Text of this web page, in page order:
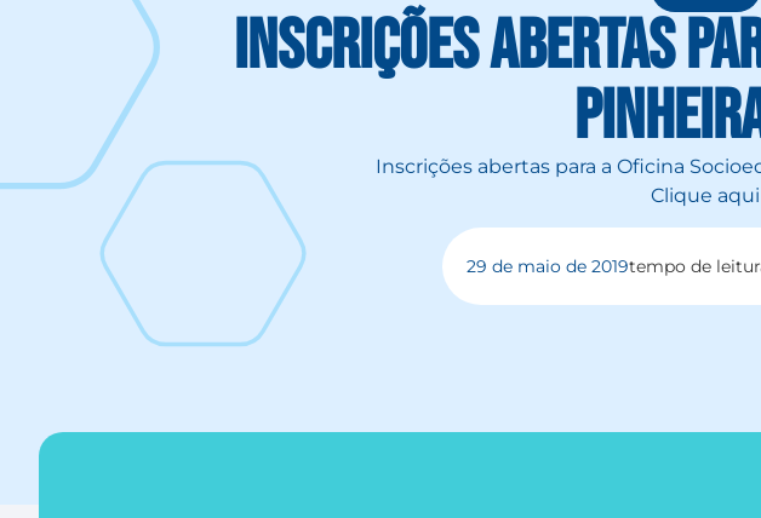
Inscrições abertas
Inscrições abertas para a Oficina
Clique
29 de maio de 2019tempo de